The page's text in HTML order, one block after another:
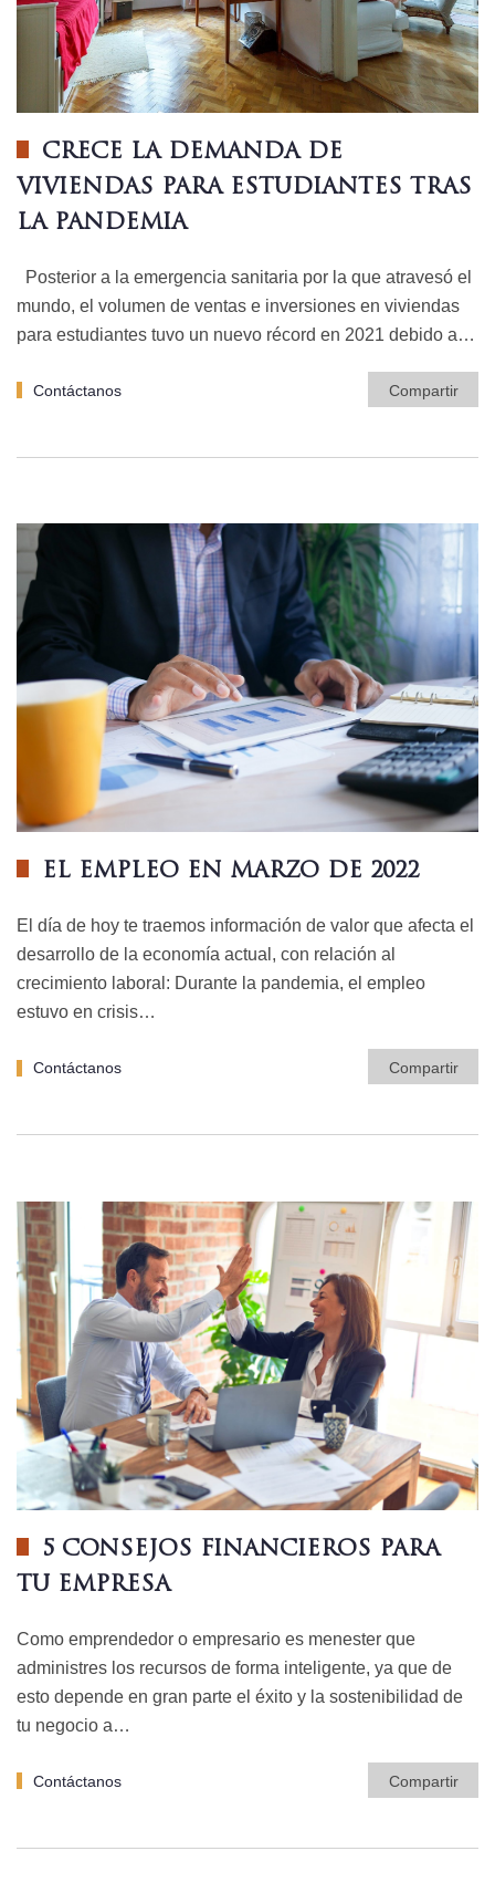
CRECE LA DEMANDA DE
VIVIENDAS PARA ESTUDIANTES TRAS
LA PANDEMIA
Posterior a la emergencia sanitaria por la que atravesó el
mundo, el volumen de ventas e inversiones en viviendas
para estudiantes tuvo un nuevo récord en 2021 debido a…
Contáctanos Compartir
EL EMPLEO EN MARZO DE 2022
El día de hoy te traemos información de valor que afecta el
desarrollo de la economía actual, con relación al
crecimiento laboral: Durante la pandemia, el empleo
estuvo en crisis…
Contáctanos Compartir
5 CONSEJOS FINANCIEROS PARA
TU EMPRESA
Como emprendedor o empresario es menester que
administres los recursos de forma inteligente, ya que de
esto depende en gran parte el éxito y la sostenibilidad de
tu negocio a…
Contáctanos Compartir